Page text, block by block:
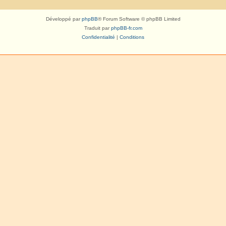
Développé parphpBB® Forum Software © phpBB Limited
Traduit parphpBB-fr.com
Confidentialité | Conditions